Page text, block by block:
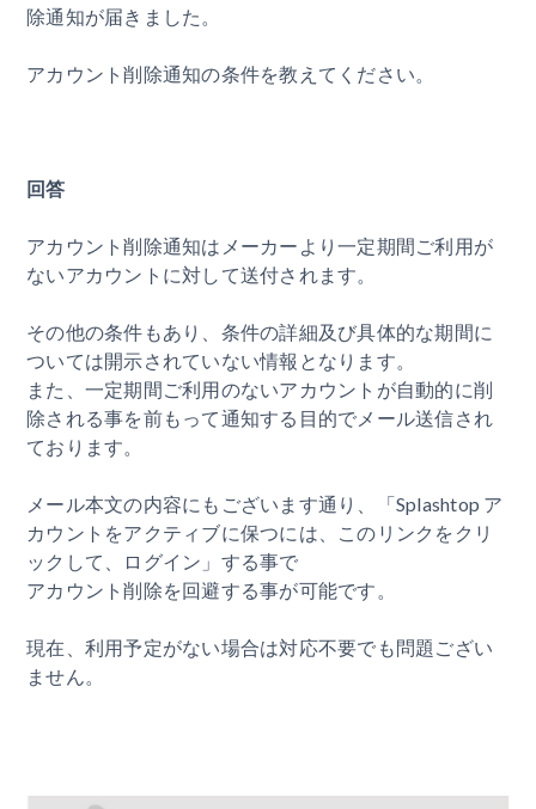
除通知が届きました。
アカウント削除通知の条件を教えてください。
回答
アカウント削除通知はメーカーより一定期間ご利用が
ないアカウントに対して送付されます。
その他の条件もあり、条件の詳細及び具体的な期間に
ついては開示されていない情報となります。
また、一定期間ご利用のないアカウントが自動的に削
除される事を前もって通知する目的でメール送信され
ております。
メール本文の内容にもございます通り、「Splashtop ア
カウントをアクティブに保つには、このリンクをクリ
ックして、ログイン」する事で
アカウント削除を回避する事が可能です。
現在、利用予定がない場合は対応不要でも問題ござい
ません。